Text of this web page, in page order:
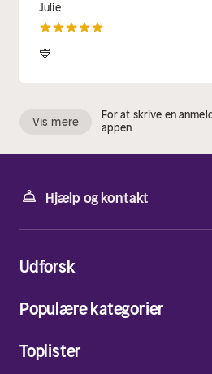
Julie
💙
Vis mere For at skrive en
appen
Hjælp og kontakt
Udforsk
Populære kategorier
Toplister